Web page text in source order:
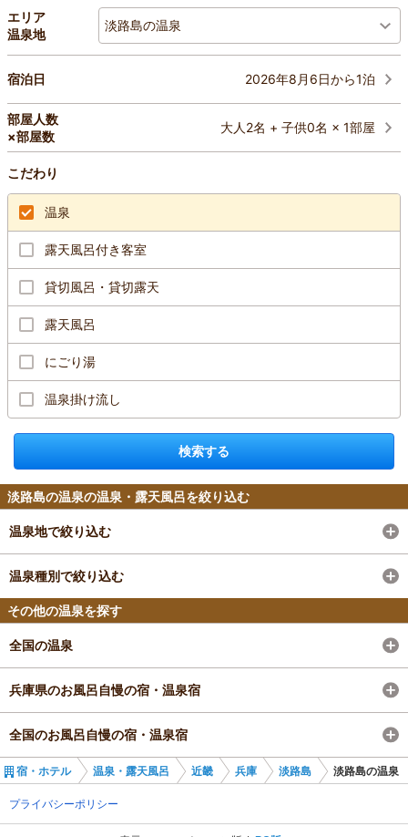
エリア
温泉地
淡路島の温泉
宿泊日 2026年8月6日から1泊
部屋人数
×部屋数
大人2名 + 子供0名 × 1部屋
こだわり
温泉
露天風呂付き客室
貸切風呂・貸切露天
露天風呂
にごり湯
温泉掛け流し
検索する
淡路島の温泉の温泉・露天風呂を絞り込む
温泉地で絞り込む
温泉種別で絞り込む
その他の温泉を探す
全国の温泉
兵庫県のお風呂自慢の宿・温泉宿
全国のお風呂自慢の宿・温泉宿
宿・ホテル 温泉・露天風呂 近畿 兵庫 淡路島 淡路島の温泉
プライバシーポリシー